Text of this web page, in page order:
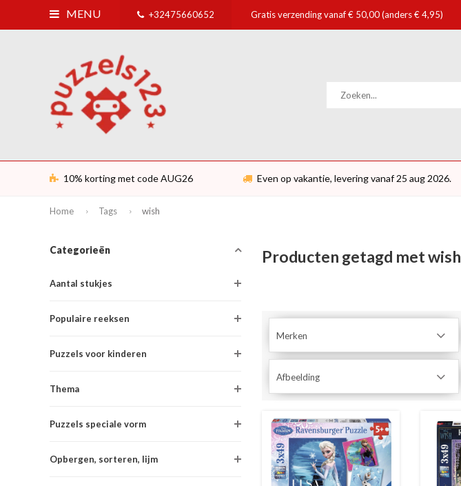
MENU +32475660652 Gratis verzending vanaf € 50,00 (anders € 4,95)
10% korting met code AUG26 Even op vakantie, levering vanaf 25 aug 2026.
Home Tags wish
Categorieën
Aantal stukjes
Populaire reeksen
Puzzels voor kinderen
Thema
Puzzels speciale vorm
Opbergen, sorteren, lijm
Producten getagd met wish
Merken
Afbeelding